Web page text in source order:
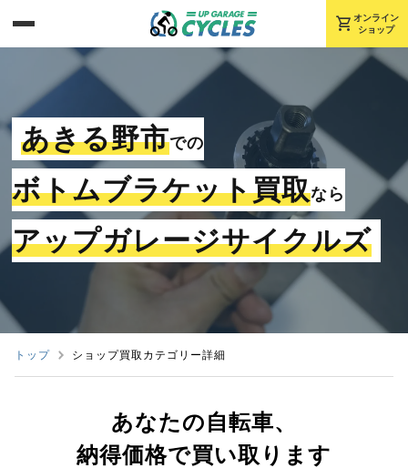
shopping_cart オンライン
ショップ
あきる野市での
ボトムブラケット買取なら
アップガレージサイクルズ
トップ ショップ買取カテゴリー詳細
あなたの自転車、
納得価格で買い取ります